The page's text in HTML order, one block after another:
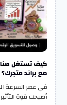
كيف تستغل
مع براند متجرك؟
في عصر السرعة
أصبحت قوة